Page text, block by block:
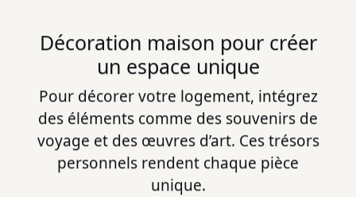
Décoration maison pour créer
un espace unique
Pour décorer votre logement, intégrez
des éléments comme des souvenirs de
voyage et des œuvres d’art. Ces trésors
personnels rendent chaque pièce
unique.